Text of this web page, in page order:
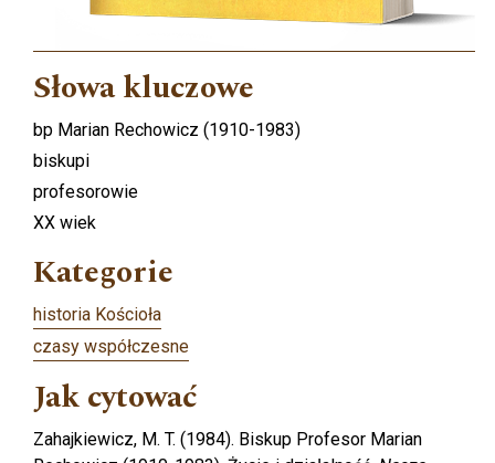
Słowa kluczowe
bp Marian Rechowicz (1910-1983)
biskupi
profesorowie
XX wiek
Kategorie
historia Kościoła
czasy współczesne
Jak cytować
Zahajkiewicz, M. T. (1984). Biskup Profesor Marian